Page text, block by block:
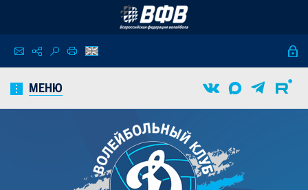
МЕНЮ